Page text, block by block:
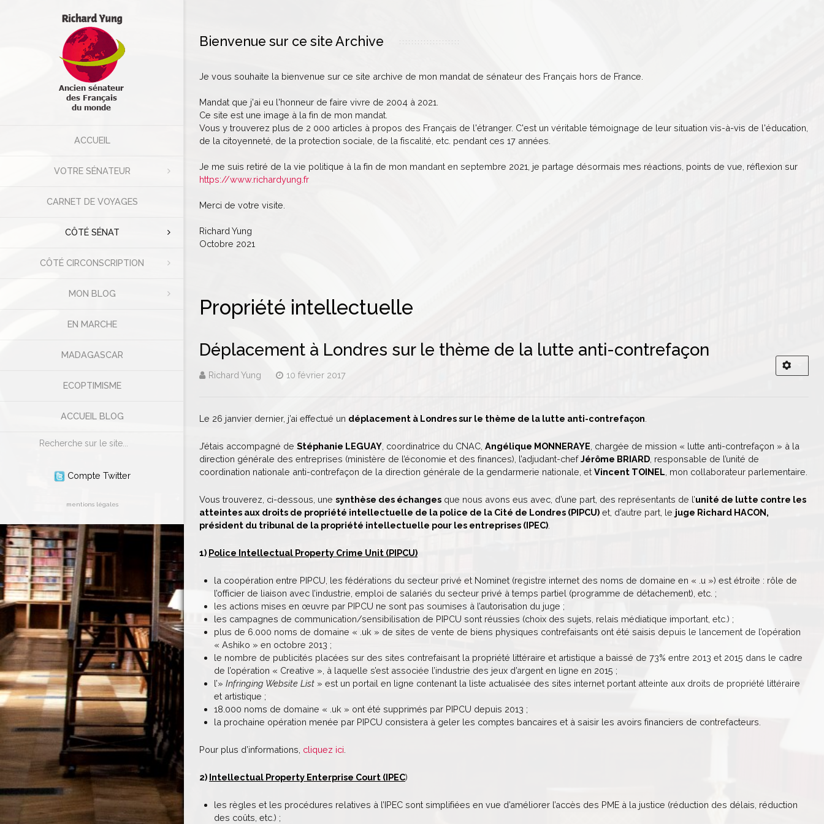
ACCUEIL
VOTRE SÉNATEUR
CARNET DE VOYAGES
CÔTÉ SÉNAT
CÔTÉ CIRCONSCRIPTION
MON BLOG
EN MARCHE
MADAGASCAR
ECOPTIMISME
ACCUEIL BLOG
Rechercher
Compte Twitter
mentions légales
Bienvenue sur ce site Archive
Je vous souhaite la bienvenue sur ce site archive de mon mandat de sénateur des Français hors de France.
Mandat que j'ai eu l'honneur de faire vivre de 2004 à 2021.
Ce site est une image à la fin de mon mandat.
Vous y trouverez plus de 2 000 articles à propos des Français de l'étranger. C'est un véritable témoignage de leur situation vis-à-vis de l'éducation,
de la citoyenneté, de la protection sociale, de la fiscalité, etc. pendant ces 17 années.
Je me suis retiré de la vie politique à la fin de mon mandant en septembre 2021, je partage désormais mes réactions, points de vue, réflexion sur
https://www.richardyung.fr
Merci de votre visite.
Richard Yung
Octobre 2021
Propriété intellectuelle
Déplacement à Londres sur le thème de la lutte anti-contrefaçon
Richard Yung 10 février 2017
Le 26 janvier dernier, j’ai effectué un déplacement à Londres sur le thème de la lutte anti-contrefaçon
J’étais accompagné de Stéphanie LEGUAY , coordinatrice du CNAC, Angélique MONNERAYE , chargée de mission « lutte anti-contrefaçon » à la
direction générale des entreprises (ministère de l’économie et des finances), l’adjudant-chefJérôme BRIARD , responsable de l’unité de
coordination nationale anti-contrefaçon de la direction générale de la gendarmerie nationale, et Vincent TOINEL , mon collaborateur parlementaire.
Vous trouverez, ci-dessous, une synthèse des échanges que nous avons eus avec, d’une part, des représentants de l’unité de lutte contre les
atteintes aux droits de propriété intellectuelle de la police de la Cité de Londres (PIPCU) et, d’autre part, le juge Richard HACON,
président du tribunal de la propriété intellectuelle pour les entreprises (IPEC)
1) Police Intellectual Property Crime Unit (PIPCU)
la coopération entre PIPCU, les fédérations du secteur privé et Nominet (registre internet des noms de domaine en « .u ») est étroite : rôle de
l’officier de liaison avec l’industrie, emploi de salariés du secteur privé à temps partiel (programme de détachement), etc. ;
les actions mises en œuvre par PIPCU ne sont pas soumises à l’autorisation du juge ;
les campagnes de communication/sensibilisation de PIPCU sont réussies (choix des sujets, relais médiatique important, etc.) ;
plus de 6.000 noms de domaine « .uk » de sites de vente de biens physiques contrefaisants ont été saisis depuis le lancement de l’opération
« Ashiko » en octobre 2013 ;
le nombre de publicités placées sur des sites contrefaisant la propriété littéraire et artistique a baissé de 73% entre 2013 et 2015 dans le cadre
de l’opération « Creative », à laquelle s’est associée l’industrie des jeux d’argent en ligne en 2015 ;
l’» Infringing Website List » est un portail en ligne contenant la liste actualisée des sites internet portant atteinte aux droits de propriété littéraire
et artistique ;
18.000 noms de domaine « .uk » ont été supprimés par PIPCU depuis 2013 ;
la prochaine opération menée par PIPCU consistera à geler les comptes bancaires et à saisir les avoirs financiers de contrefacteurs.
Pour plus d’informations, cliquez ici
2) Intellectual Property Enterprise Court (IPEC)
les règles et les procédures relatives à l’IPEC sont simplifiées en vue d’améliorer l’accès des PME à la justice (réduction des délais, réduction
des coûts, etc.) ;